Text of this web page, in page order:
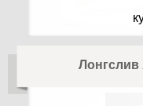
Лонгслив